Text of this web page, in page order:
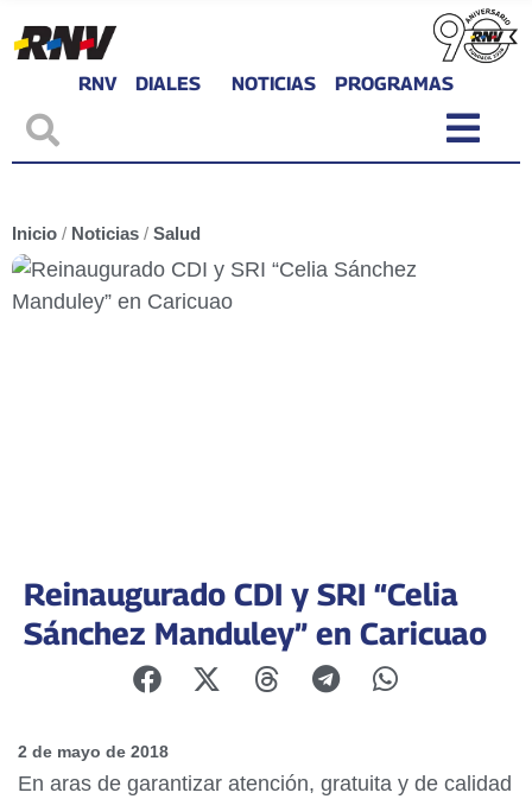
RNV DIALES NOTICIAS PROGRAMAS
Inicio / Noticias / Salud
Reinaugurado CDI y SRI “Celia
Sánchez Manduley” en Caricuao
2 de mayo de 2018
En aras de garantizar atención, gratuita y de calidad